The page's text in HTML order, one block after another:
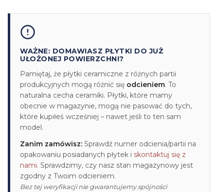
WAŻNE: DOMAWIASZ PŁYTKI DO JUŻ
UŁOŻONEJ POWIERZCHNI?
Pamiętaj, że płytki ceramiczne z różnych partii
produkcyjnych mogą różnić się odcieniem. To
naturalna cecha ceramiki. Płytki, które mamy
obecnie w magazynie, mogą nie pasować do tych,
które kupiłeś wcześniej – nawet jeśli to ten sam
model.
Zanim zamówisz: Sprawdź numer odcienia/partii na
opakowaniu posiadanych płytek i skontaktuj się z
nami. Sprawdzimy, czy nasz stan magazynowy jest
zgodny z Twoim odcieniem.
Bez tej weryfikacji nie gwarantujemy spójności